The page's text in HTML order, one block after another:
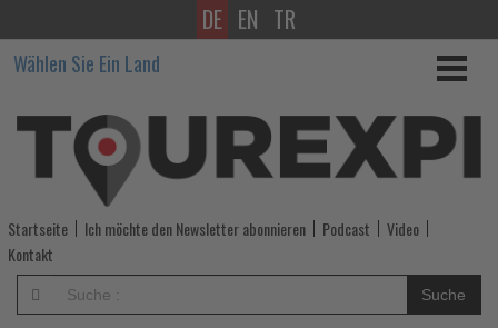
Dr.
Stoll
und
Sauer
reicht
Klagen
gegen
DE EN TR
Wählen Sie Ein Land
Startseite Ich möchte den Newsletter abonnieren Podcast
Video
Kontakt
Suche